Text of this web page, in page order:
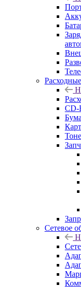
CD-
Сетевое